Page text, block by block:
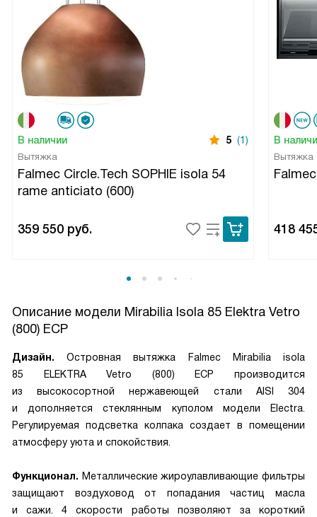
В наличии 5 (1)
Вытяжка
Falmec Circle.Tech SOPHIE isola 54
rame anticiato (600)
359 550 руб.
В
Вытяжка
418
Описание модели Mirabilia Isola 85 Elektra Vetro
(800) ECP
Дизайн. Островная вытяжка Falmec Mirabilia isola
85 ELEKTRA Vetro (800) ECP производится
из высокосортной нержавеющей стали AISI 304
и дополняется стеклянным куполом модели Electra.
Регулируемая подсветка колпака создает в помещении
атмосферу уюта и спокойствия.
Функционал. Металлические жироулавливающие фильтры
защищают воздуховод от попадания частиц масла
и сажи. 4 скорости работы позволяют за короткий